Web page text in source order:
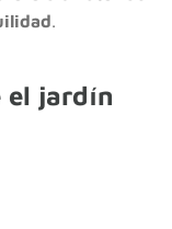
.
el jardín